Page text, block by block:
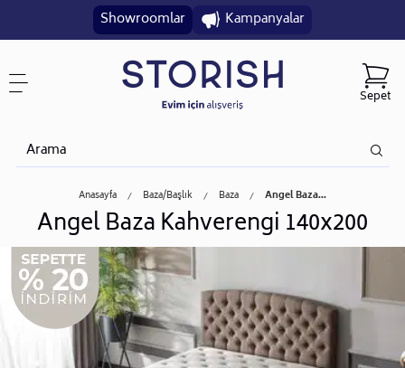
Showroomlar Kampanyalar
Sepet
Anasayfa Baza/başlık Baza Angel Baza...
Angel Baza Kahverengi 140x200